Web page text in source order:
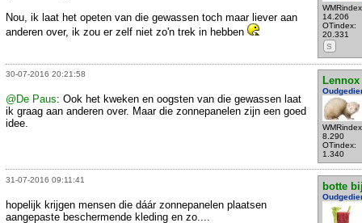
14.206
OTindex:
20.331
S
Nou, ik laat het opeten van die gewassen toch maar liever aan
anderen over, ik zou er zelf niet zo'n trek in hebben
30-07-2016 20:21:58
Lennox
8.290
OTindex:
1.340
@De Paus: Ook het kweken en oogsten van die gewassen laat
ik graag aan anderen over. Maar die zonnepanelen zijn een goed
idee.
31-07-2016 09:11:41
botte
hopelijk krijgen mensen die dáár zonnepanelen plaatsen
aangepaste beschermende kleding en zo....